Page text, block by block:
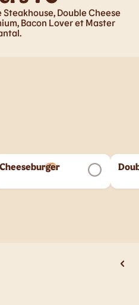
Double Cheese
Bacon Lover et Master
Cheeseburger